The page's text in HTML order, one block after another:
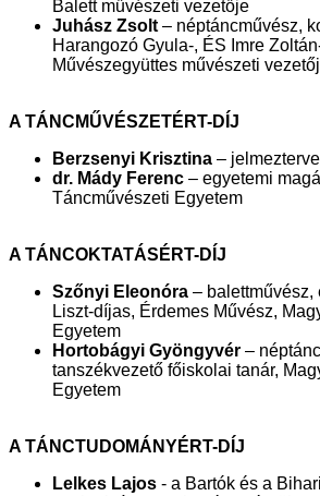
Balett művészeti vezetője
Juhász Zsolt – néptáncművész,
Harangozó Gyula-, ÉS Imre
Művészegyüttes művészeti
A TÁNCMŰVÉSZETÉRT-DÍJ
Berzsenyi Krisztina –
dr. Mády Ferenc – egyetemi
Táncművészeti Egyetem
A TÁNCOKTATÁSÉRT-DÍJ
Szőnyi Eleonóra – balettművész,
Liszt-díjas, Érdemes Művész,
Egyetem
Hortobágyi Gyöngyvér –
tanszékvezető főiskolai tanár,
Egyetem
A TÁNCTUDOMÁNYÉRT-DÍJ
Lelkes Lajos - a Bartók és a